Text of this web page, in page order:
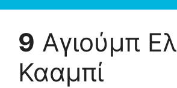
9 Αγιούμπ Ελ
Κααμπί